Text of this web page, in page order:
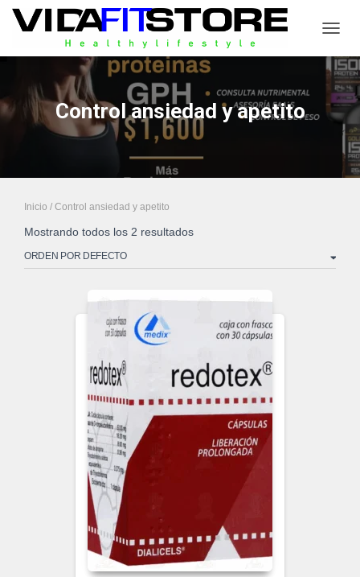
Control ansiedad y apetito
Inicio / Control ansiedad y apetito
Mostrando todos los 2 resultados